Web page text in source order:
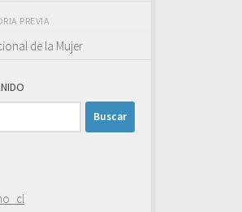
PREVIA
de la Mujer